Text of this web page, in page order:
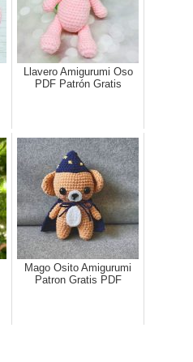
Llavero Amigurumi Oso
PDF Patrón Gratis
Mago Osito Amigurumi
Patron Gratis​ PDF